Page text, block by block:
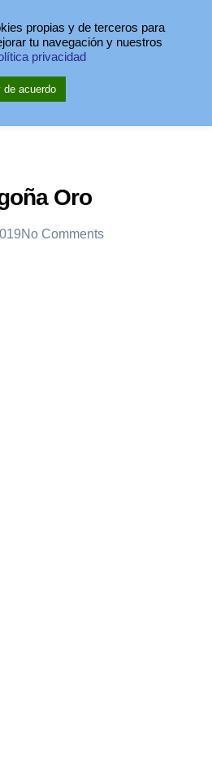
Oro
No Comments
propias y de terceros para
tu navegación y nuestros
privacidad
de acuerdo